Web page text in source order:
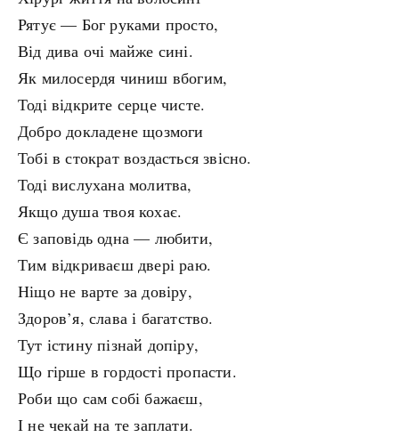
Рятує — Бог руками просто,
Від дива очі майже сині.
Як милосердя чиниш вбогим,
Тоді відкрите серце чисте.
Добро докладене щозмоги
Тобі в стократ воздасться звісно.
Тоді вислухана молитва,
Якщо душа твоя кохає.
Є заповідь одна — любити,
Тим відкриваєш двері раю.
Ніщо не варте за довіру,
Здоров’я, слава і багатство.
Тут істину пізнай допіру,
Що гірше в гордості пропасти.
Роби що сам собі бажаєш,
І не чекай на те заплати.